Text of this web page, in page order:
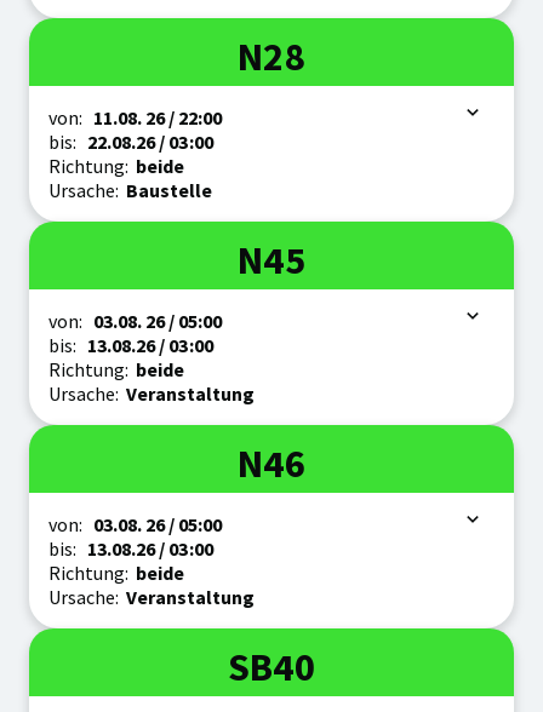
Linie
N28
Zeitraum
von: 11.08. 26/ 22:00
bis: 22.08.26/ 03:00
Richtung: beide
Ursache: Baustelle
Linie
N45
Zeitraum
von: 03.08. 26/ 05:00
bis: 13.08.26/ 03:00
Richtung: beide
Ursache: Veranstaltung
Linie
N46
Zeitraum
von: 03.08. 26/ 05:00
bis: 13.08.26/ 03:00
Richtung: beide
Ursache: Veranstaltung
Linie
SB40